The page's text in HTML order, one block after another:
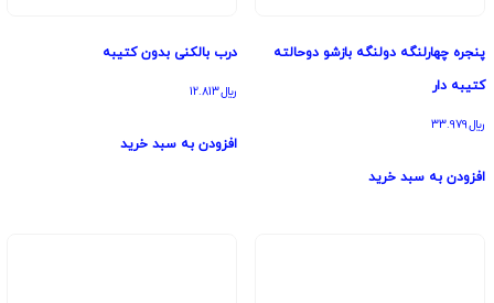
پنجره چهارلنگه دولنگه بازشو دوحالته
کتیبه دار
﷼33.979
افزودن به سبد خرید
درب بالکنی بدون کتیبه
﷼12.813
افزودن به سبد خرید